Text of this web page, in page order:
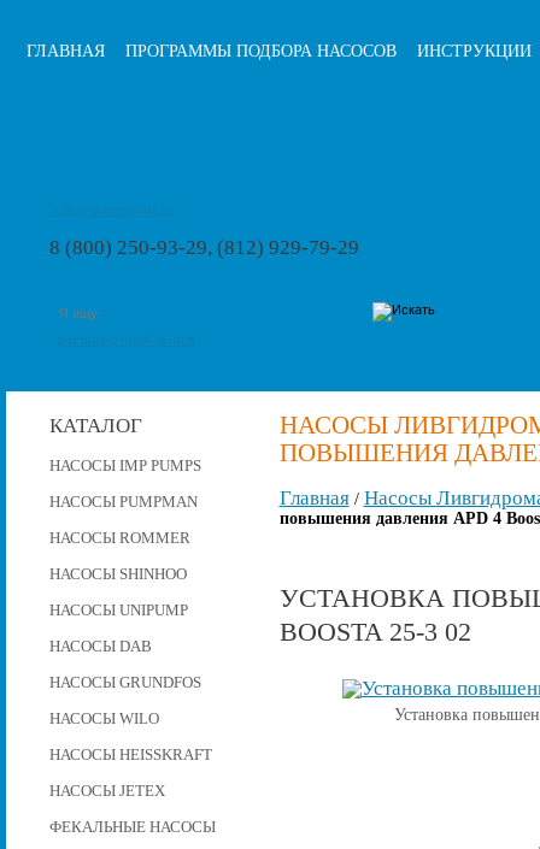
ГЛАВНАЯ ПРОГРАММЫ ПОДБОРА НАСОСОВ ИНСТРУКЦИИ
8 (800) 250-93-29, (812) 929-79-29
КАТАЛОГ
НАСОСЫ IMP PUMPS
НАСОСЫ PUMPMAN
НАСОСЫ ROMMER
НАСОСЫ SHINHOO
НАСОСЫ UNIPUMP
НАСОСЫ DAB
НАСОСЫ GRUNDFOS
НАСОСЫ WILO
НАСОСЫ HEISSKRAFT
НАСОСЫ JETEX
ФЕКАЛЬНЫЕ НАСОСЫ
НАСОСЫ
ПОВЫШЕНИЯ
Главная/ Насосы
повышения давления APD 4
УСТАНОВКА
BOOSTA 25-3 02
Установка